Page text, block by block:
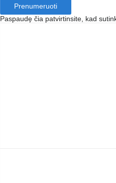
Prenumeruoti
Paspaudę čia patvirtinsite, kad